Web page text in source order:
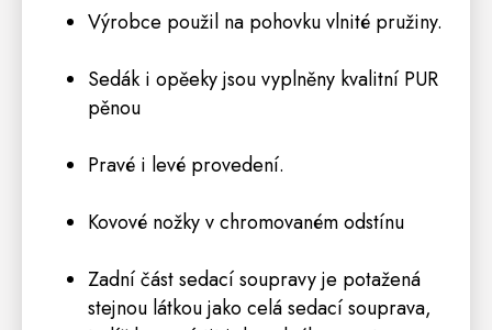
Výrobce použil na pohovku vlnité pružiny.
Sedák i opěeky jsou vyplněny kvalitní PUR
pěnou
Pravé i levé provedení.
Kovové nožky v chromovaném odstínu
Zadní část sedací soupravy je potažená
stejnou látkou jako celá sedací souprava,